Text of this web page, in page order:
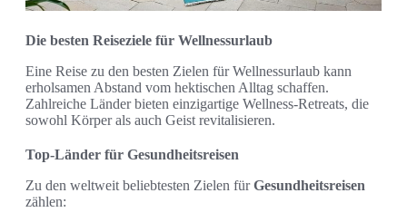
Die besten Reiseziele für Wellnessurlaub
Eine Reise zu den besten Zielen für Wellnessurlaub kann
erholsamen Abstand vom hektischen Alltag schaffen.
Zahlreiche Länder bieten einzigartige Wellness-Retreats, die
sowohl Körper als auch Geist revitalisieren.
Top-Länder für Gesundheitsreisen
Zu den weltweit beliebtesten Zielen fürGesundheitsreisen
zählen: